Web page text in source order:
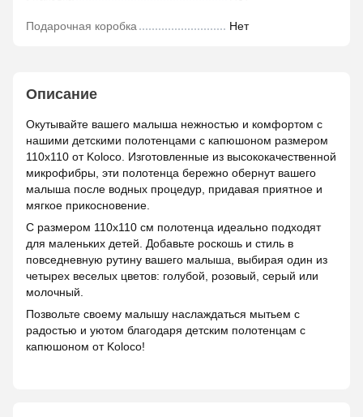
Подарочная коробка Нет
Описание
Окутывайте вашего малыша нежностью и комфортом с
нашими детскими полотенцами с капюшоном размером
110х110 от Koloco. Изготовленные из высококачественной
микрофибры, эти полотенца бережно обернут вашего
малыша после водных процедур, придавая приятное и
мягкое прикосновение.
С размером 110х110 см полотенца идеально подходят
для маленьких детей. Добавьте роскошь и стиль в
повседневную рутину вашего малыша, выбирая один из
четырех веселых цветов: голубой, розовый, серый или
молочный.
Позвольте своему малышу наслаждаться мытьем с
радостью и уютом благодаря детским полотенцам с
капюшоном от Koloco!